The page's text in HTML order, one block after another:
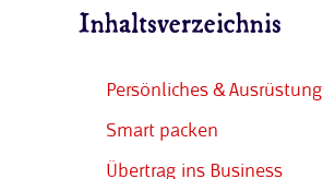
Inhaltsverzeichnis
Persönliches & Ausrüstung
Smart packen
Übertrag ins Business